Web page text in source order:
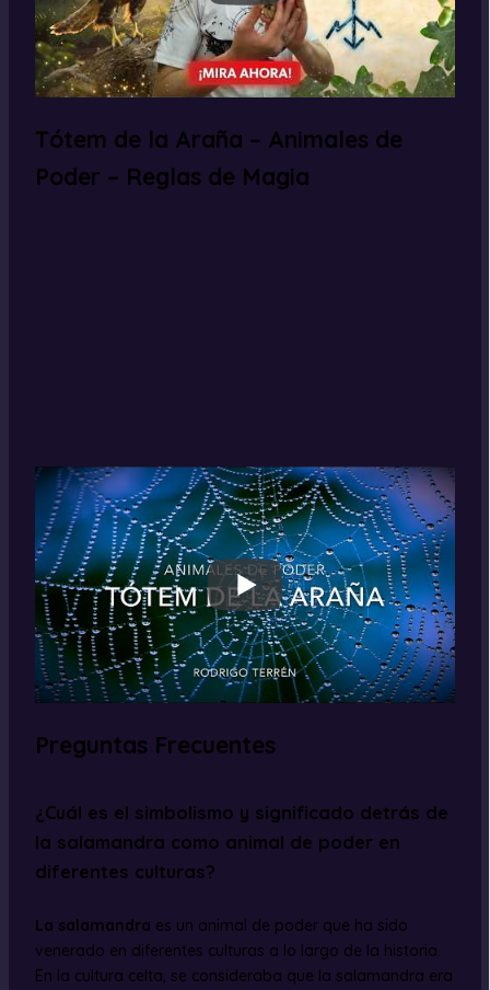
Tótem de la Araña – Animales de
Poder – Reglas de Magia
Preguntas Frecuentes
¿Cuál es el simbolismo y significado detrás de
la salamandra como animal de poder en
diferentes culturas?
La salamandra es un animal de poder que ha sido
venerado en diferentes culturas a lo largo de la historia.
En la cultura celta, se consideraba que la salamandra era